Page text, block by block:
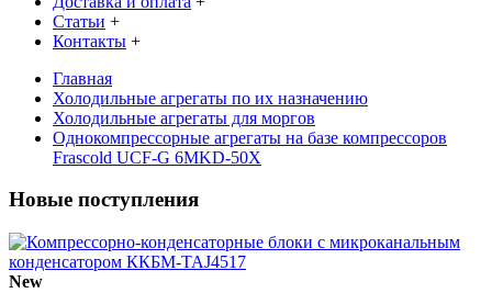
Статьи +
Контакты +
Главная
Холодильные агрегаты по их назначению
Холодильные агрегаты для моргов
Однокомпрессорные агрегаты на базе компрессоров
Frascold UCF-G 6MKD-50X
Новые поступления
New